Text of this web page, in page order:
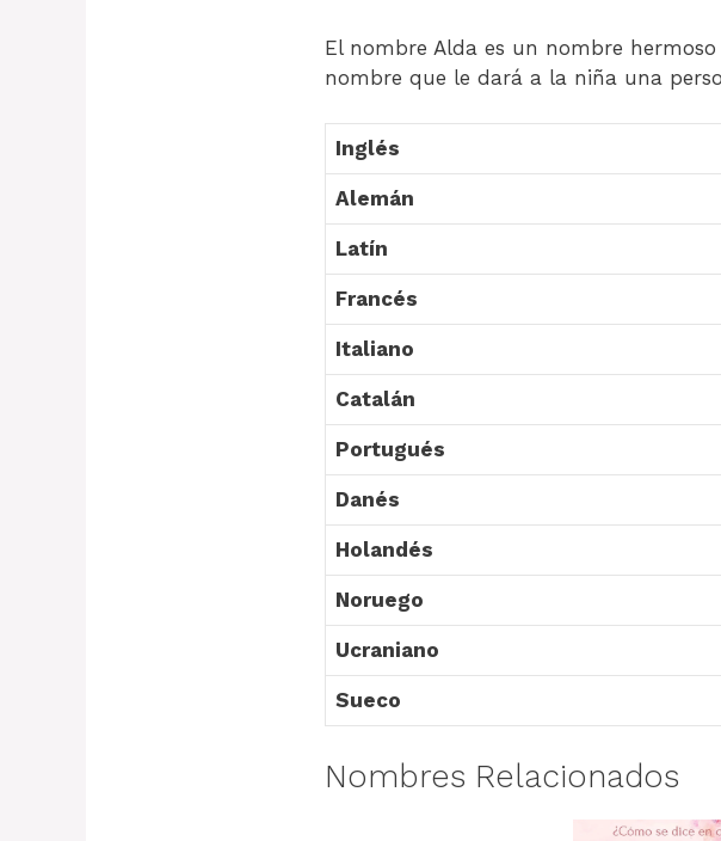
El nombre Alda es un nombre
nombre que le dará a la niña una
Inglés
Alemán
Latín
Francés
Italiano
Catalán
Portugués
Danés
Holandés
Noruego
Ucraniano
Sueco
Nombres Relacionados